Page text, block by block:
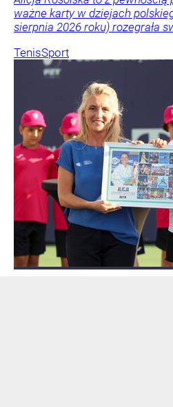
ważne karty w dziejach
sierpnia 2026 roku) rozegrała
TenisSport